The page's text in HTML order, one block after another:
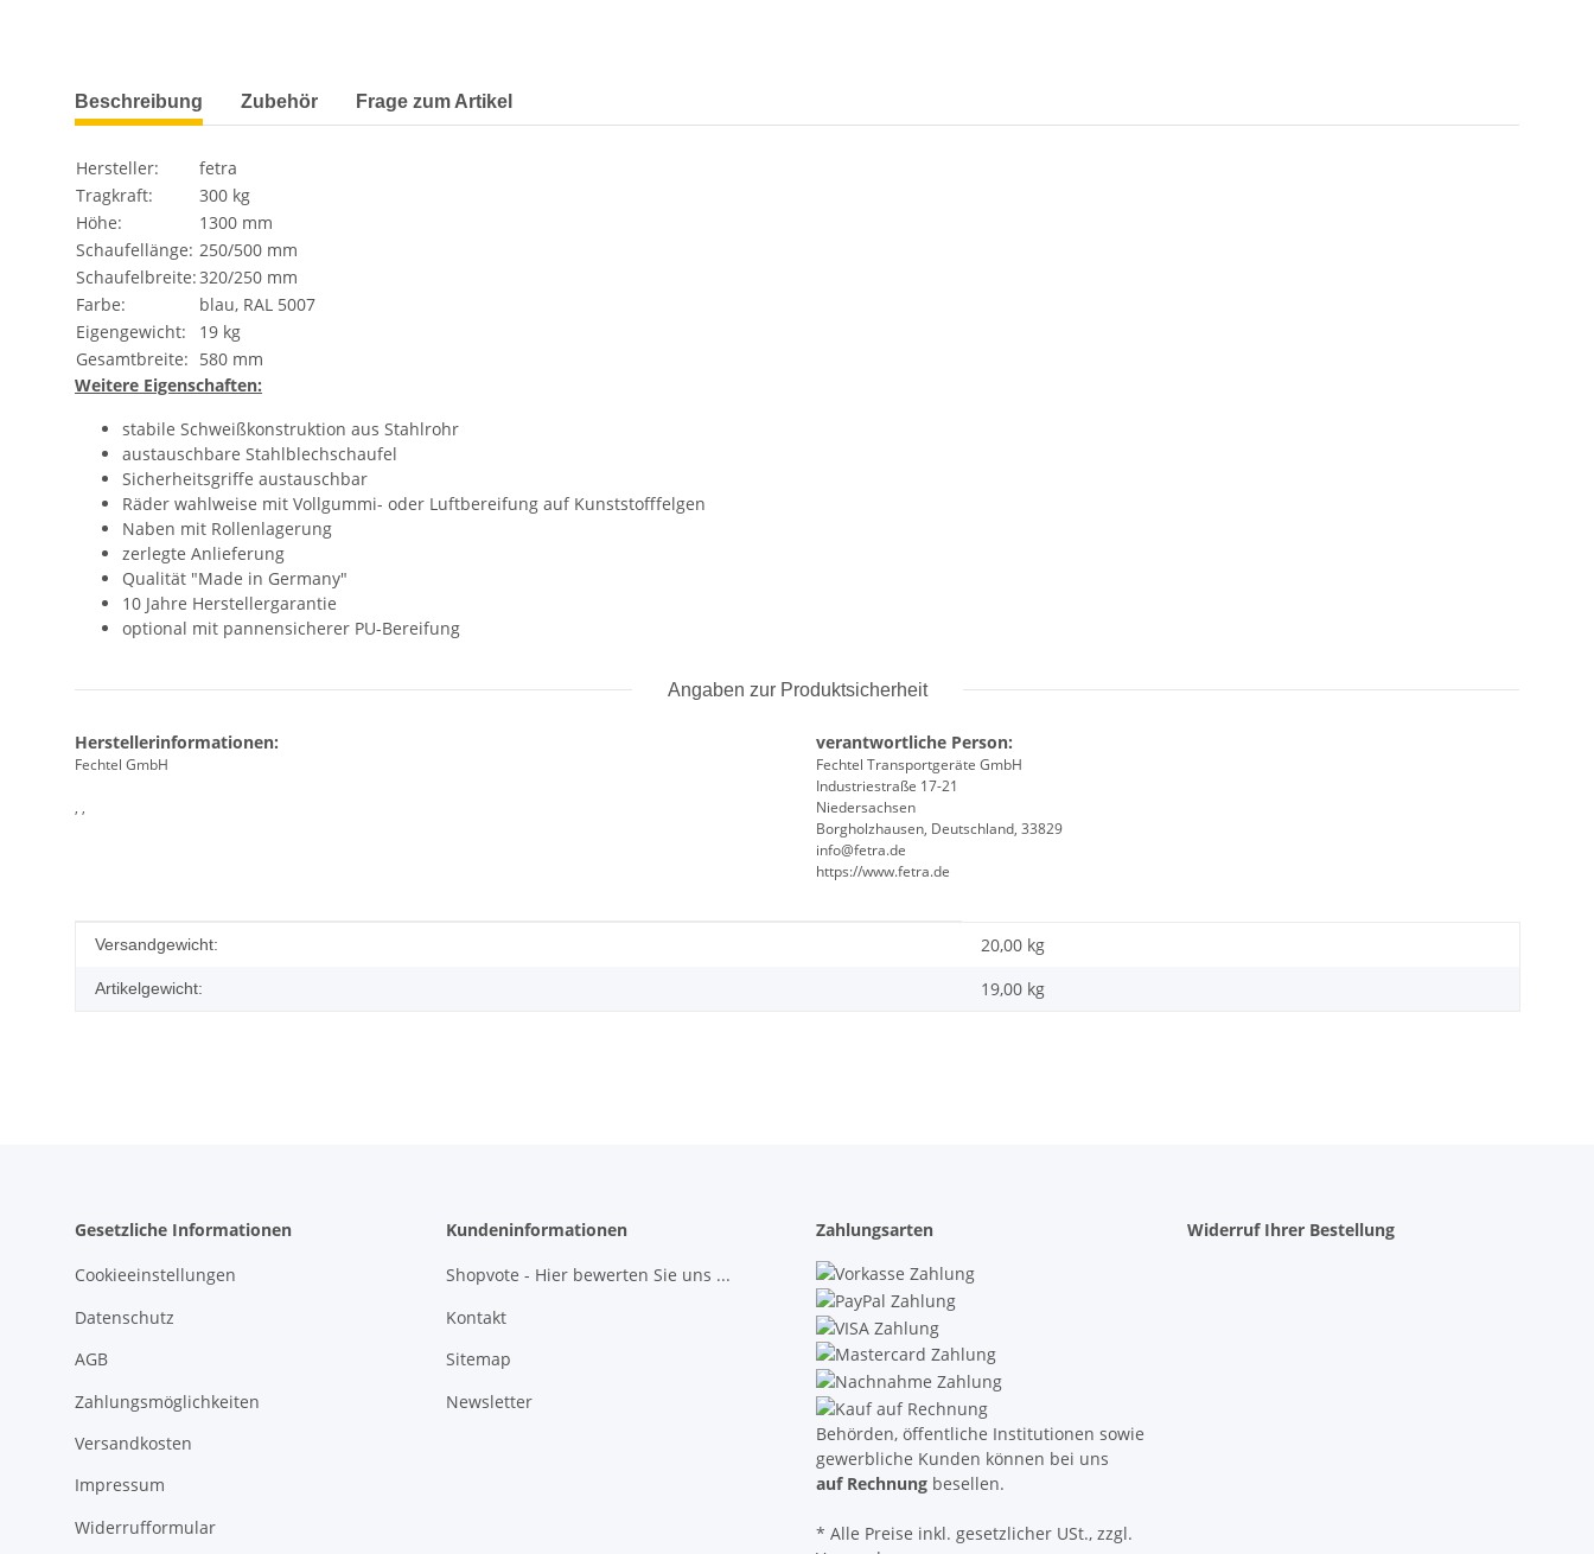
weitere Registerkarten anzeigen
Beschreibung Zubehör Frage zum Artikel
Hersteller:
fetra
Tragkraft:
300 kg
Höhe:
1300 mm
Schaufellänge: 250/500 mm
Schaufelbreite:320/250 mm
Farbe:
blau, RAL 5007
Eigengewicht:
19 kg
Gesamtbreite: 580 mm
Weitere Eigenschaften:
stabile Schweißkonstruktion aus Stahlrohr
austauschbare Stahlblechschaufel
Sicherheitsgriffe austauschbar
Räder wahlweise mit Vollgummi- oder Luftbereifung auf Kunststofffelgen
Naben mit Rollenlagerung
zerlegte Anlieferung
Qualität "Made in Germany"
10 Jahre Herstellergarantie
optional mit pannensicherer PU-Bereifung
Angaben zur Produktsicherheit
Herstellerinformationen:
Fechtel GmbH
, ,
verantwortliche Person:
Fechtel Transportgeräte GmbH
Industriestraße 17-21
Niedersachsen
Borgholzhausen, Deutschland, 33829
info@fetra.de
https://www.fetra.de
Produkteigenschaft
Wert
Versandgewicht: 20,00 kg
Artikelgewicht: 19,00 kg
Gesetzliche Informationen
Cookieeinstellungen
Datenschutz
AGB
Zahlungsmöglichkeiten
Versandkosten
Impressum
Widerrufformular
Kundeninformationen
Shopvote - Hier bewerten Sie uns ...
Kontakt
Sitemap
Newsletter
Zahlungsarten
Behörden, öffentliche Institutionen sowie
gewerbliche Kunden können bei uns
auf Rechnung besellen.
* Alle Preise inkl. gesetzlicher USt., zzgl.
Widerruf Ihrer Bestellung